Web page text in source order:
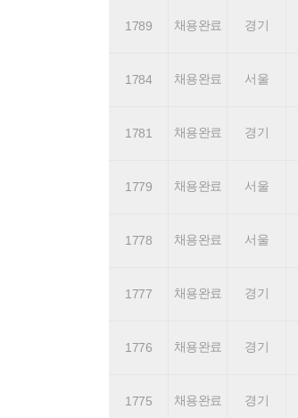
1789 채용완료 경기
1784 채용완료 서울
1781 채용완료 경기
1779 채용완료 서울
1778 채용완료 서울
1777 채용완료 경기
1776 채용완료 경기
1775 채용완료 경기